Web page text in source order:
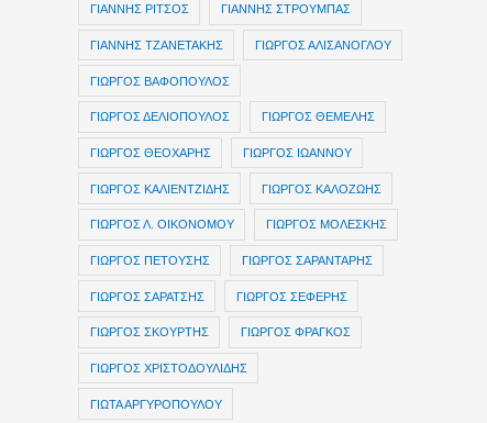
ΓΙΑΝΝΗΣ ΡΙΤΣΟΣ ΓΙΑΝΝΗΣ ΣΤΡΟΥΜΠΑΣ
ΓΙΑΝΝΗΣ ΤΖΑΝΕΤΑΚΗΣ ΓΙΩΡΓΟΣ ΑΛΙΣΑΝΟΓΛΟΥ
ΓΙΩΡΓΟΣ ΒΑΦΟΠΟΥΛΟΣ
ΓΙΩΡΓΟΣ ΔΕΛΙΟΠΟΥΛΟΣ ΓΙΩΡΓΟΣ ΘΕΜΕΛΗΣ
ΓΙΩΡΓΟΣ ΘΕΟΧΑΡΗΣ ΓΙΩΡΓΟΣ ΙΩΑΝΝΟΥ
ΓΙΩΡΓΟΣ ΚΑΛΙΕΝΤΖΙΔΗΣ ΓΙΩΡΓΟΣ ΚΑΛΟΖΩΗΣ
ΓΙΩΡΓΟΣ Λ. ΟΙΚΟΝΟΜΟΥ ΓΙΩΡΓΟΣ ΜΟΛΕΣΚΗΣ
ΓΙΩΡΓΟΣ ΠΕΤΟΥΣΗΣ ΓΙΩΡΓΟΣ ΣΑΡΑΝΤΑΡΗΣ
ΓΙΩΡΓΟΣ ΣΑΡΑΤΣΗΣ ΓΙΩΡΓΟΣ ΣΕΦΕΡΗΣ
ΓΙΩΡΓΟΣ ΣΚΟΥΡΤΗΣ ΓΙΩΡΓΟΣ ΦΡΑΓΚΟΣ
ΓΙΩΡΓΟΣ ΧΡΙΣΤΟΔΟΥΛΙΔΗΣ
ΓΙΩΤΑ ΑΡΓΥΡΟΠΟΥΛΟΥ